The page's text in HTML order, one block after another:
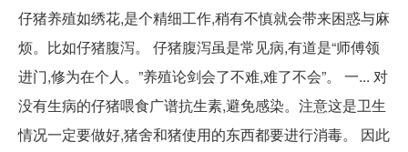
仔猪养殖如绣花,是个精细工作,稍有不慎就会带来困惑与麻
烦。比如仔猪腹泻。 仔猪腹泻虽是常见病,有道是“师傅领
进门,修为在个人。”养殖论剑会了不难,难了不会”。 一... 对
没有生病的仔猪喂食广谱抗生素,避免感染。注意这是卫生
情况一定要做好,猪舍和猪使用的东西都要进行消毒。 因此